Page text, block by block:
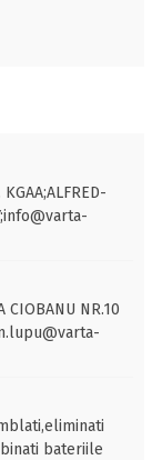
CIOBANU NR.10
bateriile